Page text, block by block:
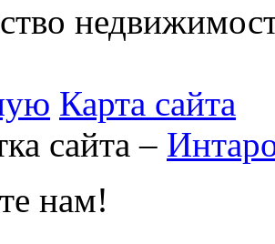
Карта сайта
сайта –
нам!